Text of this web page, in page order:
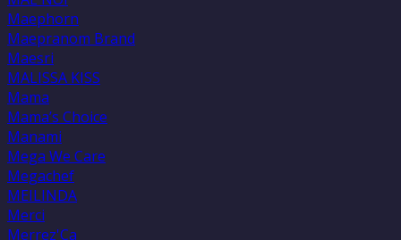
Maephorn
Maepranom Brand
Maesri
MALISSA KISS
Mama
Mama’s Choice
Manami
Mega We Care
Megachef
MEILINDA
Merci
Merrez'Ca